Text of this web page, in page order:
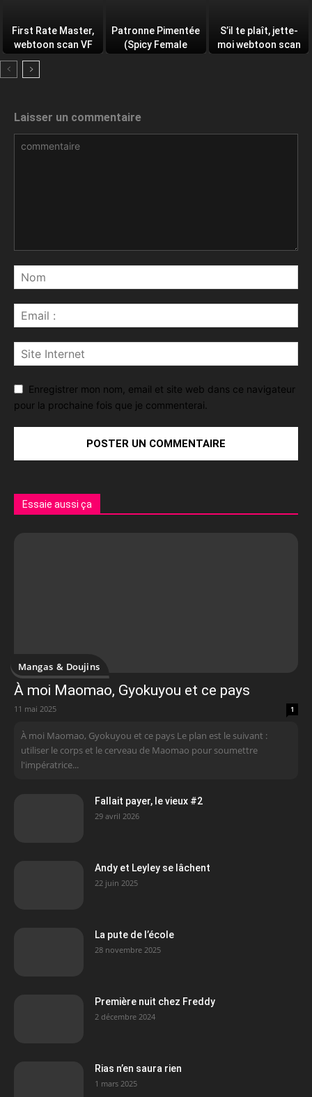
First Rate Master,
webtoon scan VF
Patronne Pimentée
(Spicy Female
S’il te plaît, jette-
moi webtoon scan
Laisser un commentaire
Enregistrer mon nom, email et site web dans ce navigateur
pour la prochaine fois que je commenterai.
Essaie aussi ça
Mangas & Doujins
À moi Maomao, Gyokuyou et ce pays
11 mai 2025 1
À moi Maomao, Gyokuyou et ce pays Le plan est le suivant :
utiliser le corps et le cerveau de Maomao pour soumettre
l'impératrice...
Fallait payer, le vieux #2
29 avril 2026
Andy et Leyley se lâchent
22 juin 2025
La pute de l’école
28 novembre 2025
Première nuit chez Freddy
2 décembre 2024
Rias n’en saura rien
1 mars 2025